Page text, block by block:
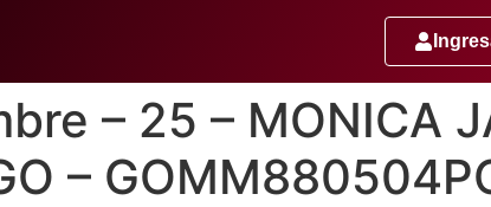
– 25 – MONICA
–